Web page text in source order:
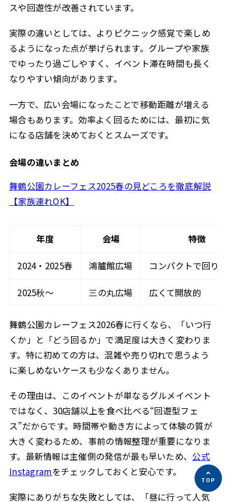
スや回遊性が改善されています。
実際の違いとしては、よりピクニック感覚で楽しめ
るようになった点が挙げられます。グループや家族
でゆったり過ごしやすく、イベント滞在時間も長く
なりやすい傾向があります。
一方で、広い会場になったことで移動距離が増える
場合もあります。効率よく回るためには、最初に気
になる店舗を決めておくとスムーズです。
会場の違いまとめ
舞鶴公園カレーフェス2025春の見どころを徹底解説
【家族連れOK】
年度 会場 特徴
2024・2025春 鴻臚館広場 コンパクトで回り
2025秋〜 三の丸広場 広くて開放的
舞鶴公園カレーフェス2026春に行くなら、「いつ行
くか」と「どう回るか」で満足度は大きく変わりま
す。特に初めての方は、混雑や売り切れで思うよう
に楽しめないケースも少なくありません。
その理由は、このイベントが単なるグルメイベント
ではなく、30店舗以上を食べ比べる“回遊型フェ
ス”だからです。時間帯や動き方によって体験の質が
大きく変わるため、事前の情報整理が重要になりま
す。最新情報は主催側の発信が最も早いため、 公式
Instagramをチェックしておくと安心です。
実際にありがちな失敗としては、「昼に行って人気